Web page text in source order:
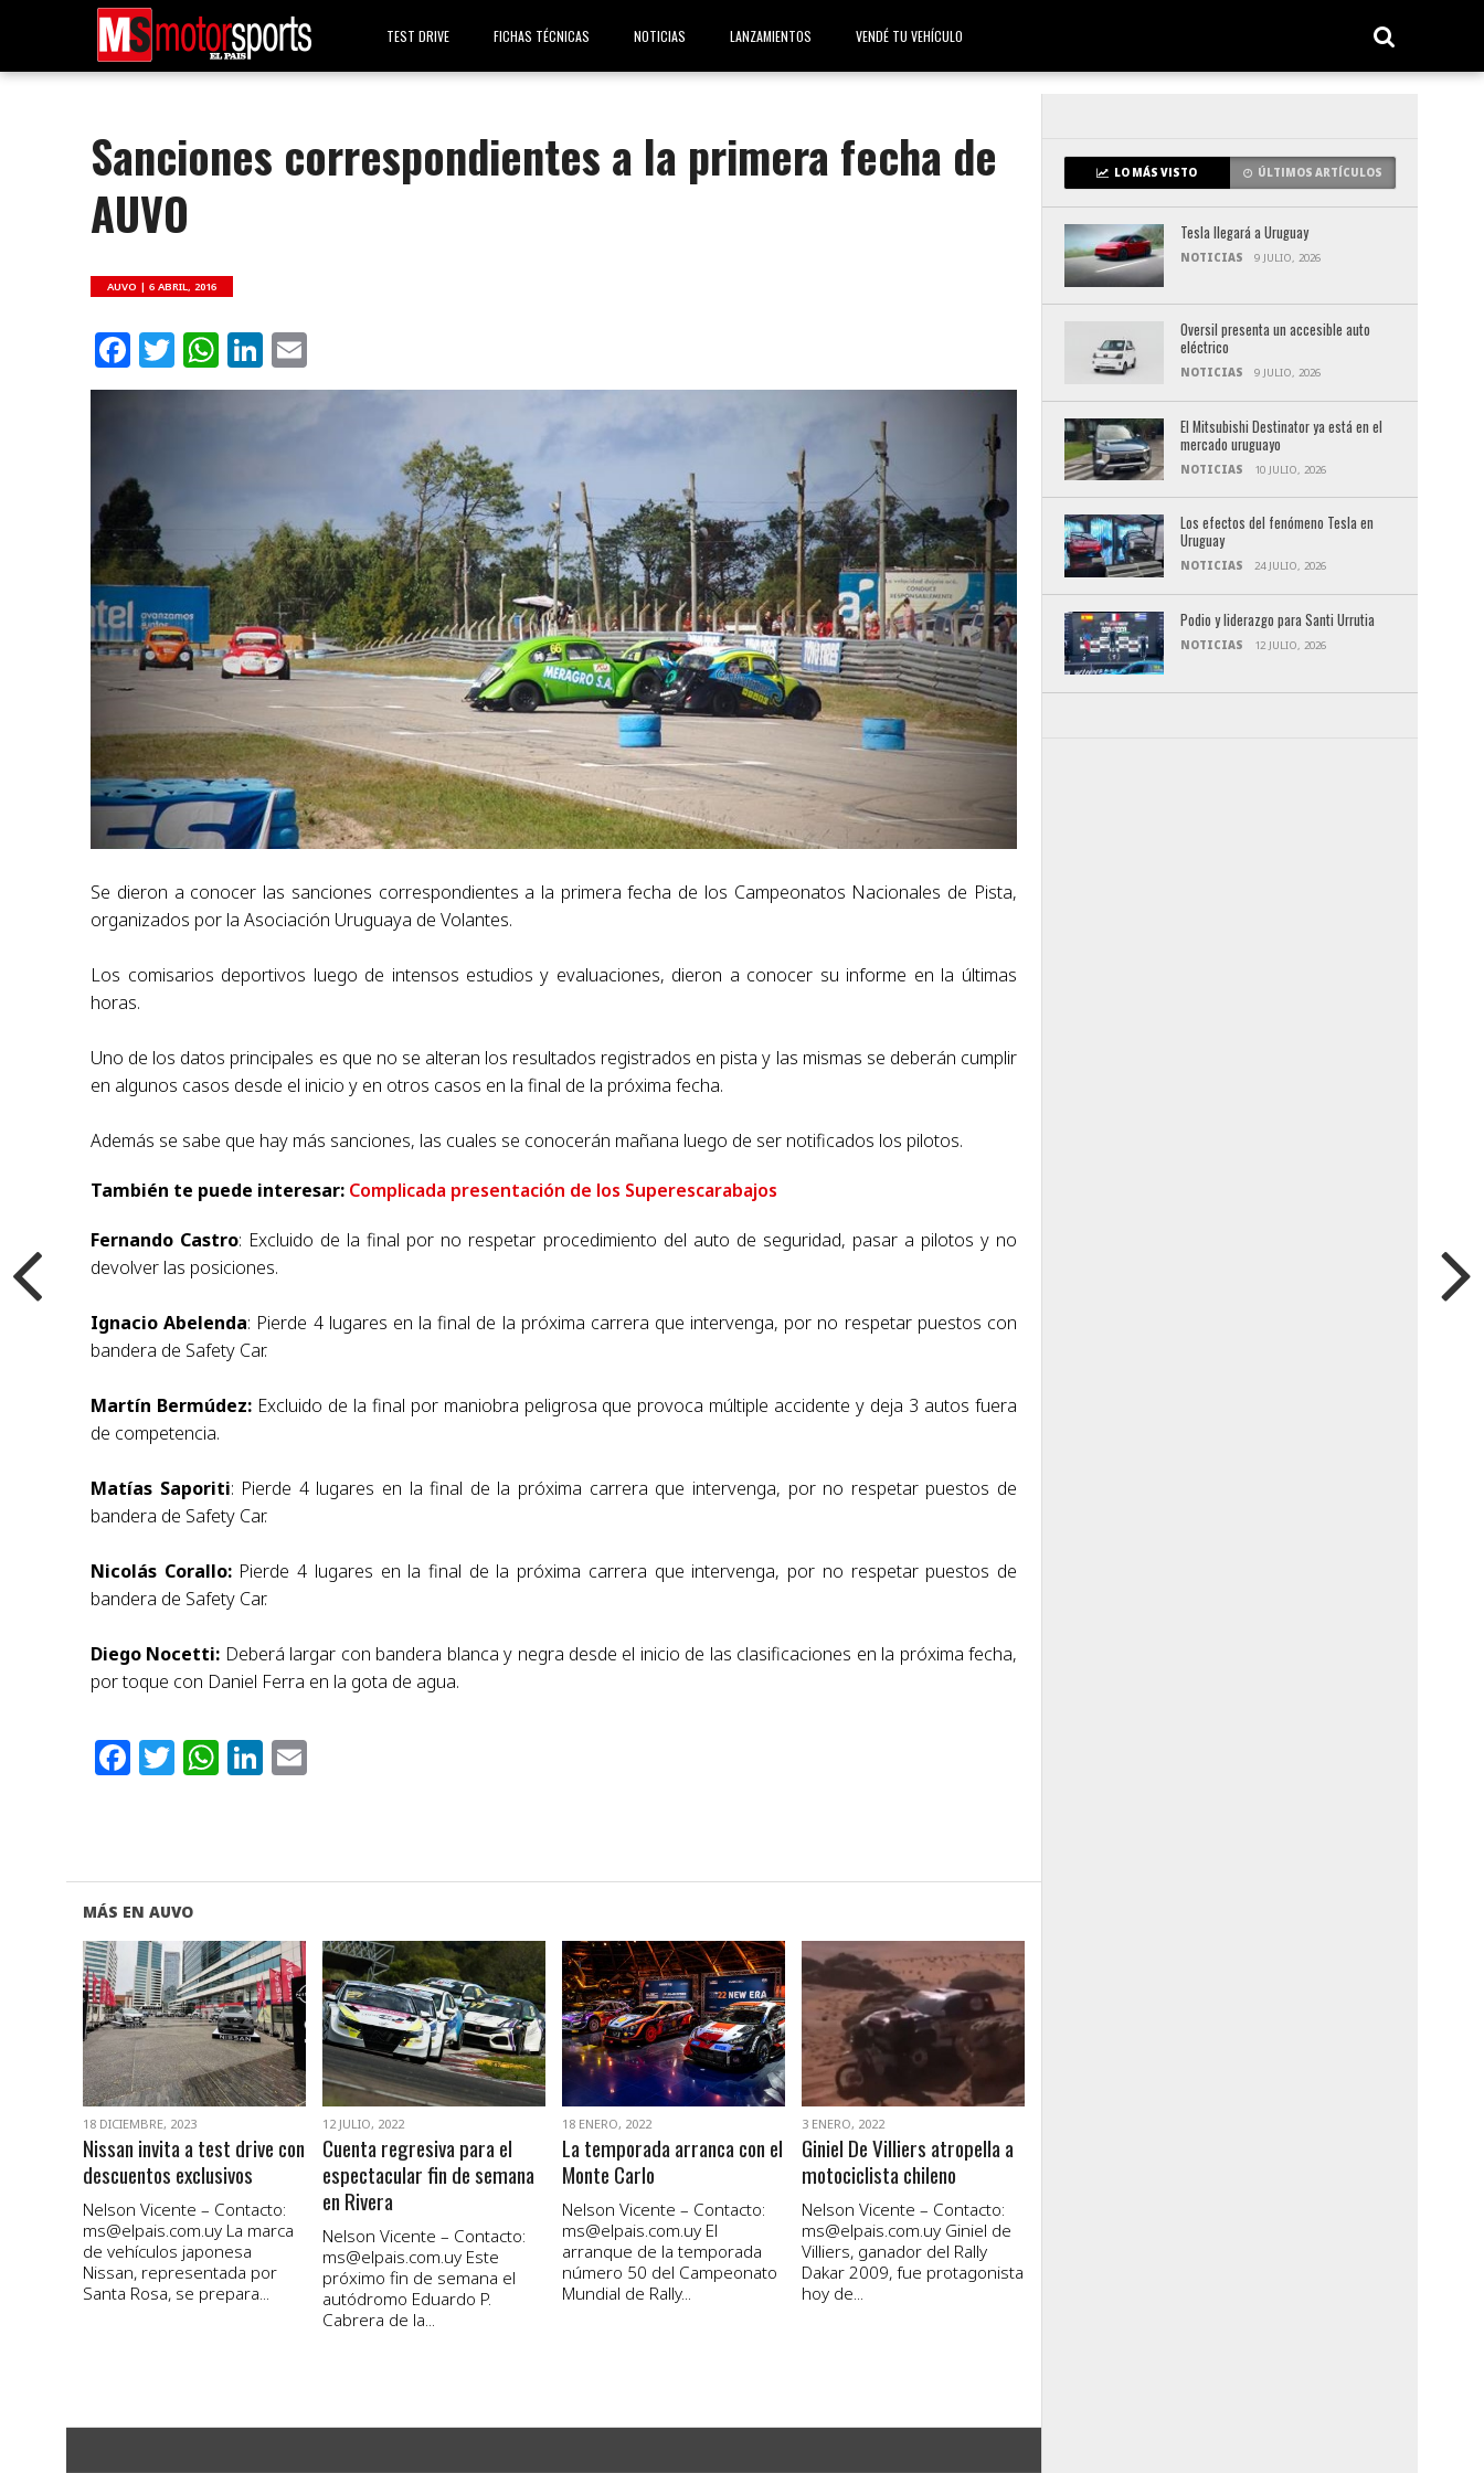
TEST DRIVE FICHAS TÉCNICAS NOTICIAS LANZAMIENTOS VENDÉ TU VEHÍCULO
Sanciones correspondientes a la primera fecha de
AUVO
AUVO |6 ABRIL, 2016
Facebook
Twitter
WhatsApp
LinkedIn
Se dieron a conocer las sanciones correspondientes a la primera fecha de los Campeonatos Nacionales de Pista,
organizados por la Asociación Uruguaya deVolantes.
Los comisarios deportivos luego de intensos estudios y evaluaciones, dieron a conocer su informe en la últimas
horas.
Uno de los datos principales es que no se alteran los resultados registrados en pista y las mismas se deberán cumplir
en algunos casos desde el inicio y en otros casos en la final de la próxima fecha.
Además se sabe que hay más sanciones, las cuales se conocerán mañana luego de ser notificados los pilotos.
También te puede interesar: Complicada presentación de los Superescarabajos
Fernando Castro: Excluido de la final por no respetar procedimiento del auto de seguridad, pasar a pilotos y no
devolver las posiciones.
Ignacio Abelenda: Pierde 4 lugares en la final de la próxima carrera que intervenga, por no respetar puestos con
bandera de Safety Car.
Martín Bermúdez:Excluido de la final por maniobra peligrosa que provoca múltiple accidente y deja 3 autos fuera
de competencia.
Matías Saporiti: Pierde 4 lugares en la final de la próxima carrera que intervenga, por no respetar puestos de
bandera de Safety Car.
Nicolás Corallo:Pierde 4 lugares en la final de la próxima carrera que intervenga, por no respetar puestos de
bandera de Safety Car.
Diego Nocetti: Deberá largar con bandera blanca y negra desde el inicio de las clasificaciones en la próxima fecha,
por toque con Daniel Ferra en la gota de agua.
Facebook
Twitter
WhatsApp
LinkedIn
MÁS EN AUVO
VER NOTA
18 DICIEMBRE, 2023
Nissan invita a test drive con
descuentos exclusivos
Nelson Vicente – Contacto:
ms@elpais.com.uyLa marca
de vehículos japonesa
Nissan, representada por
Santa Rosa, se prepara...
VER NOTA
12 JULIO, 2022
Cuenta regresiva para el
espectacular fin de semana
en Rivera
Nelson Vicente – Contacto:
ms@elpais.com.uyEste
próximo fin de semana el
autódromo Eduardo P.
Cabrera de la...
VER NOTA
18 ENERO, 2022
La temporada arranca con el
Monte Carlo
Nelson Vicente – Contacto:
ms@elpais.com.uyEl
arranque de la temporada
número 50 del Campeonato
Mundial de Rally...
VER NOTA
3 ENERO, 2022
Giniel De Villiers atropella a
motociclista chileno
Nelson Vicente – Contacto:
ms@elpais.com.uyGiniel de
Villiers, ganador del Rally
Dakar 2009, fue protagonista
hoy de...
LO MÁS VISTO ÚLTIMOS ARTÍCULOS
Tesla llegará a Uruguay
NOTICIAS 9 JULIO, 2026
Oversil presenta un accesible auto
eléctrico
NOTICIAS 9 JULIO, 2026
El Mitsubishi Destinator ya está en el
mercado uruguayo
NOTICIAS 10 JULIO, 2026
Los efectos del fenómeno Tesla en
Uruguay
NOTICIAS 24 JULIO, 2026
Podio y liderazgo para Santi Urrutia
NOTICIAS 12 JULIO, 2026